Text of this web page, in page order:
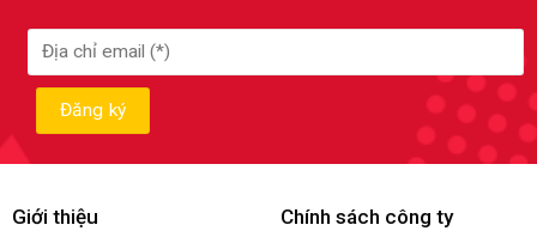
Giới thiệu Chính sách công ty